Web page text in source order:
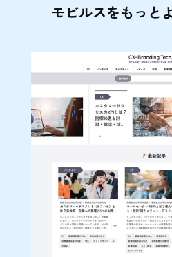
モビルスをもっと